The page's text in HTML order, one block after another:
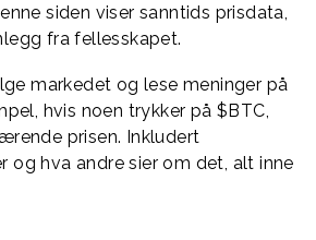
siden viser sanntids prisdata,
fra fellesskapet.
markedet og lese meninger på
hvis noen trykker på $BTC,
prisen. Inkludert
og hva andre sier om det, alt inne